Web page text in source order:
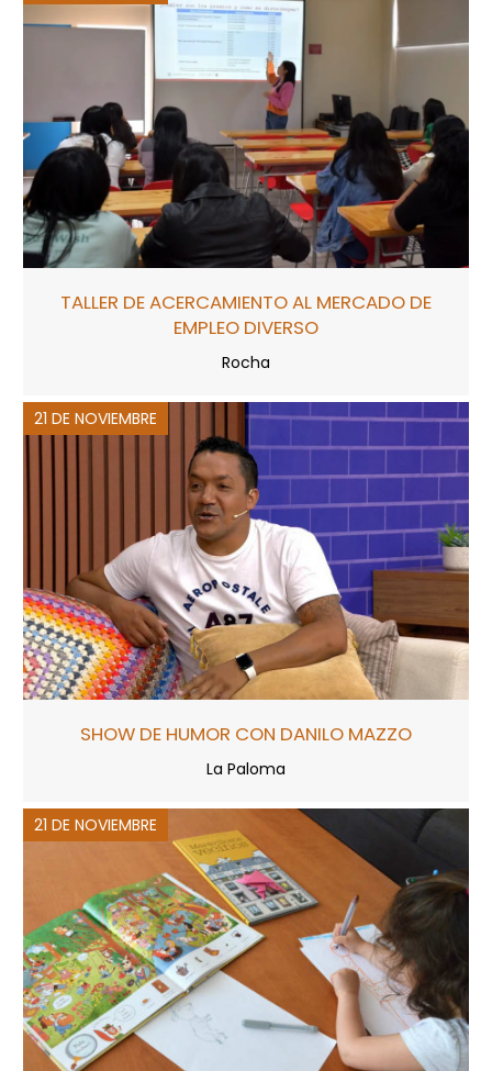
TALLER DE ACERCAMIENTO AL MERCADO DE
EMPLEO DIVERSO
Rocha
21 DE NOVIEMBRE
SHOW DE HUMOR CON DANILO MAZZO
La Paloma
21 DE NOVIEMBRE